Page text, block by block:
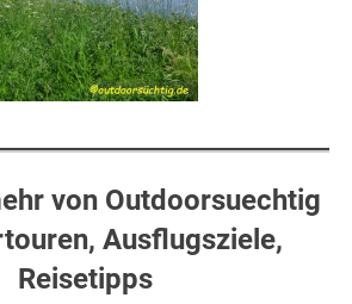
von Outdoorsuechtig
Ausflugsziele,
Reisetipps